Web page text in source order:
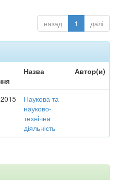
назад 1 далі
Назва Автор(и)
Наукова та
науково-
технічна
діяльність
-